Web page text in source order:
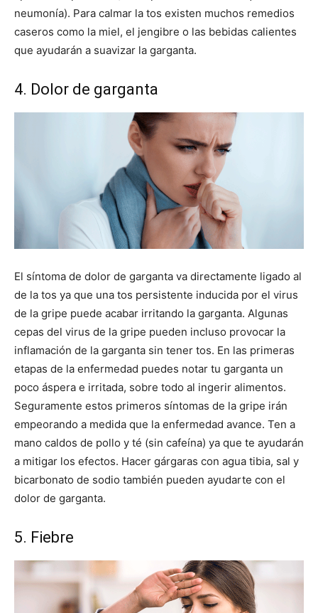
neumonía). Para calmar la tos existen muchos remedios
caseros como la miel, el jengibre o las bebidas calientes
que ayudarán a suavizar la garganta.
4. Dolor de garganta
El síntoma de dolor de garganta va directamente ligado al
de la tos ya que una tos persistente inducida por el virus
de la gripe puede acabar irritando la garganta. Algunas
cepas del virus de la gripe pueden incluso provocar la
inflamación de la garganta sin tener tos. En las primeras
etapas de la enfermedad puedes notar tu garganta un
poco áspera e irritada, sobre todo al ingerir alimentos.
Seguramente estos primeros síntomas de la gripe irán
empeorando a medida que la enfermedad avance. Ten a
mano caldos de pollo y té (sin cafeína) ya que te ayudarán
a mitigar los efectos. Hacer gárgaras con agua tibia, sal y
bicarbonato de sodio también pueden ayudarte con el
dolor de garganta.
5. Fiebre